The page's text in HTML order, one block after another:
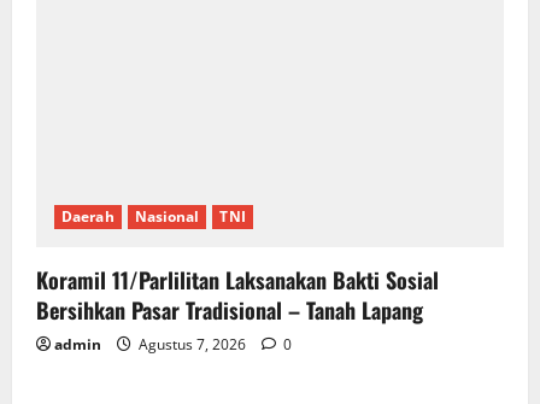
Daerah Nasional TNI
Koramil 11/Parlilitan Laksanakan Bakti Sosial
Bersihkan Pasar Tradisional – Tanah Lapang
admin Agustus 7, 2026 0